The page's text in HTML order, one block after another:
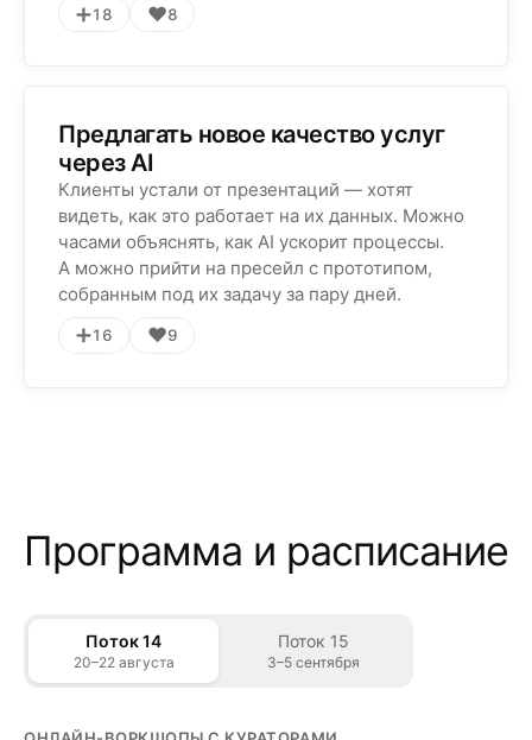
➕18 ❤️8
Предлагать новое качество услуг
через AI
Клиенты устали от презентаций — хотят
видеть, как это работает на их данных. Можно
часами объяснять, как AI ускорит процессы.
А можно прийти на пресейл с прототипом,
собранным под их задачу за пару дней.
➕16 ❤️9
Программа и расписание
Поток 14
20–22 августа
Поток 15
3–5 сентября